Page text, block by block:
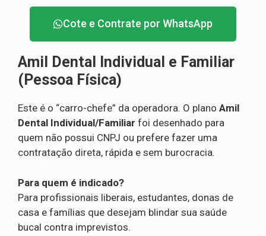
Cote e Contrate por WhatsApp
Amil Dental Individual e Familiar
(Pessoa Física)
Este é o “carro-chefe” da operadora. O plano Amil
Dental Individual/Familiar foi desenhado para
quem não possui CNPJ ou prefere fazer uma
contratação direta, rápida e sem burocracia.
Para quem é indicado?
Para profissionais liberais, estudantes, donas de
casa e famílias que desejam blindar sua saúde
bucal contra imprevistos.